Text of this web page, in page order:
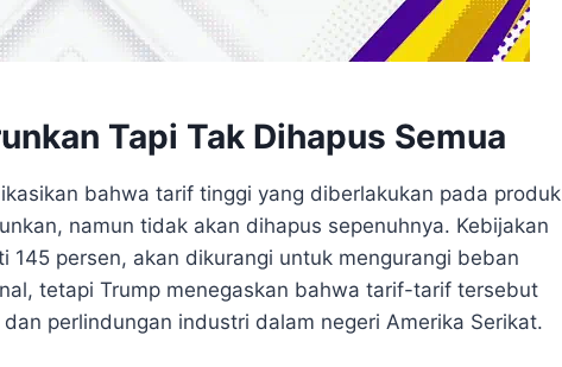
Tapi Tak Dihapus Semua
bahwa tarif tinggi yang diberlakukan pada produk
namun tidak akan dihapus sepenuhnya. Kebijakan
persen, akan dikurangi untuk mengurangi beban
tetapi Trump menegaskan bahwa tarif-tarif tersebut
perlindungan industri dalam negeri Amerika Serikat.